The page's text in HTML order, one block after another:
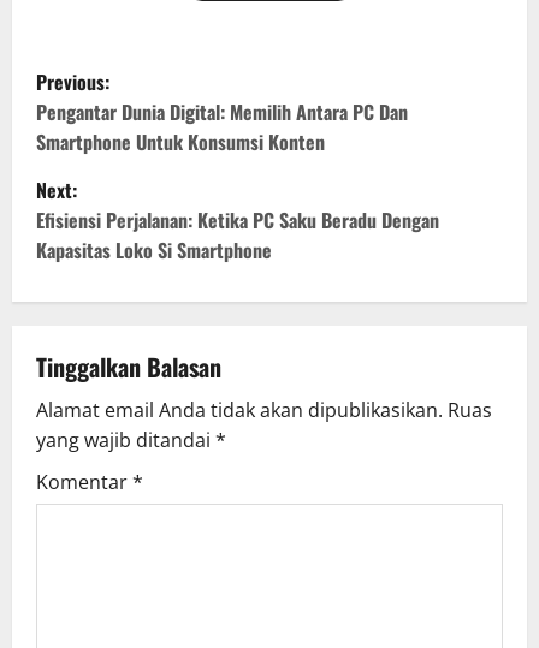
P
o
s
t
n
v
i
g
Previous:
Pengantar Dunia Digital: Memilih Antara PC Dan
Smartphone Untuk Konsumsi Konten
Next:
Efisiensi Perjalanan: Ketika PC Saku Beradu Dengan
Kapasitas Loko Si Smartphone
Tinggalkan Balasan
Alamat email Anda tidak akan dipublikasikan. Ruas
yang wajib ditandai *
Komentar*